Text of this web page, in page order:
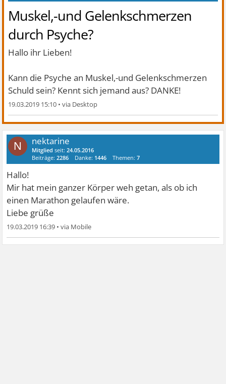
Muskel,-und Gelenkschmerzen
durch Psyche?
Hallo ihr Lieben!
Kann die Psyche an Muskel,-und Gelenkschmerzen
Schuld sein? Kennt sich jemand aus? DANKE!
19.03.2019 15:10 •
N nektarine
Mitglied seit:24.05.2016
Beiträge:2286 Danke: 1446 Themen:7
Hallo!
Mir hat mein ganzer Körper weh getan, als ob ich
einen Marathon gelaufen wäre.
Liebe grüße
19.03.2019 16:39 •